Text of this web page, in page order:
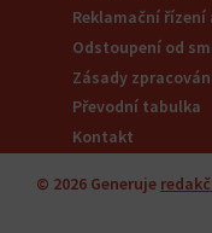
Reklamační
Odstoupení od
Zásady
Převodní tabulka
Kontakt
© 2026 Generuje